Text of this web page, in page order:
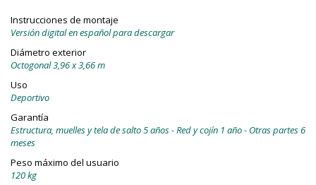
Instrucciones de montaje
Versión digital en español para descargar
Diámetro exterior
Octogonal 3,96 x 3,66 m
Uso
Deportivo
Garantía
Estructura, muelles y tela de salto 5 años - Red y cojín 1 año - Otras partes 6
meses
Peso máximo del usuario
120 kg